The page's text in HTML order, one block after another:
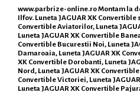
www.parbrize-online.roMontam la
Ilfov. Luneta JAGUAR XK Convertible
Convertible Aviatorilor, Luneta
Luneta JAGUAR XK Convertible
Convertible Bucurestii Noi, Luneta
Damaroaia, Luneta JAGUAR XK
XK Convertible Dorobanti, Luneta
Nord, Luneta JAGUAR XK
Convertible Victoriei, Luneta
Luneta JAGUAR XK Convertible